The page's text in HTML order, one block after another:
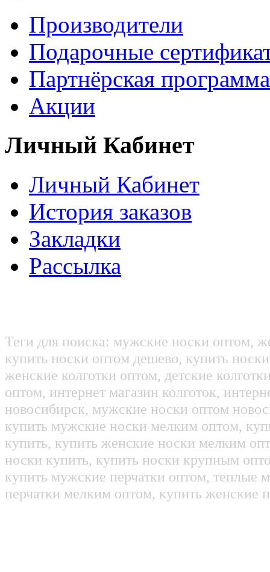
Производители
Подарочные
Партнёрская программа
Акции
Личный Кабинет
Личный Кабинет
История заказов
Закладки
Рассылка
Теги для поиска: мужские носки оптом,
купить носки оптом дешево, купить
женские колготки оптом, детские
оптом, интернет магазин колготок,
новосибирск, мужские носки оптом
купить мужские носки мелким оптом,
купить, купить женские носки мелким
носки купить, купить носки крупным
купить мужские перчатки оптом, теплые
перчатки мелким оптом, купить женские